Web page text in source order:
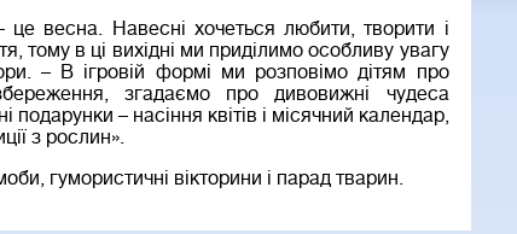
весна. Навесні хочеться любити, творити і
тому в ці вихідні ми приділимо особливу увагу
– В ігровій формі ми розповімо дітям про
згадаємо про дивовижні чудеса
– насіння квітів і місячний календар,
з рослин».
гумористичні вікторини і парад тварин.